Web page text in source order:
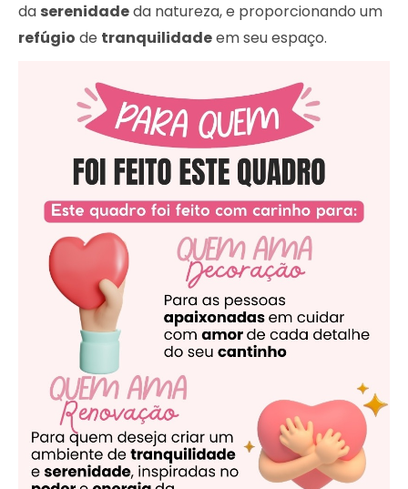
da serenidadeda natureza, e proporcionando um
refúgio de tranquilidadeem seu espaço.